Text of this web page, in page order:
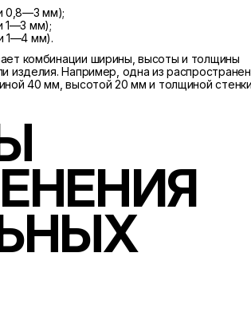
0,8—3 мм);
1—3 мм);
1—4 мм).
комбинации ширины, высоты и толщины
изделия. Например, одна из
40 мм, высотой 20 мм и толщиной стенки